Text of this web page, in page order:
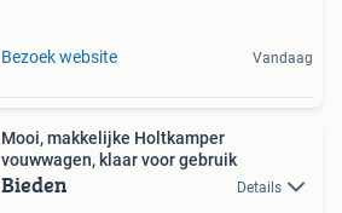
Bezoek website Vandaag
Mooi, makkelijke Holtkamper
vouwwagen, klaar voor gebruik
Bieden Details